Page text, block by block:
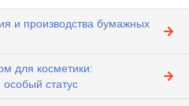
и производства бумажных
для косметики:
особый статус